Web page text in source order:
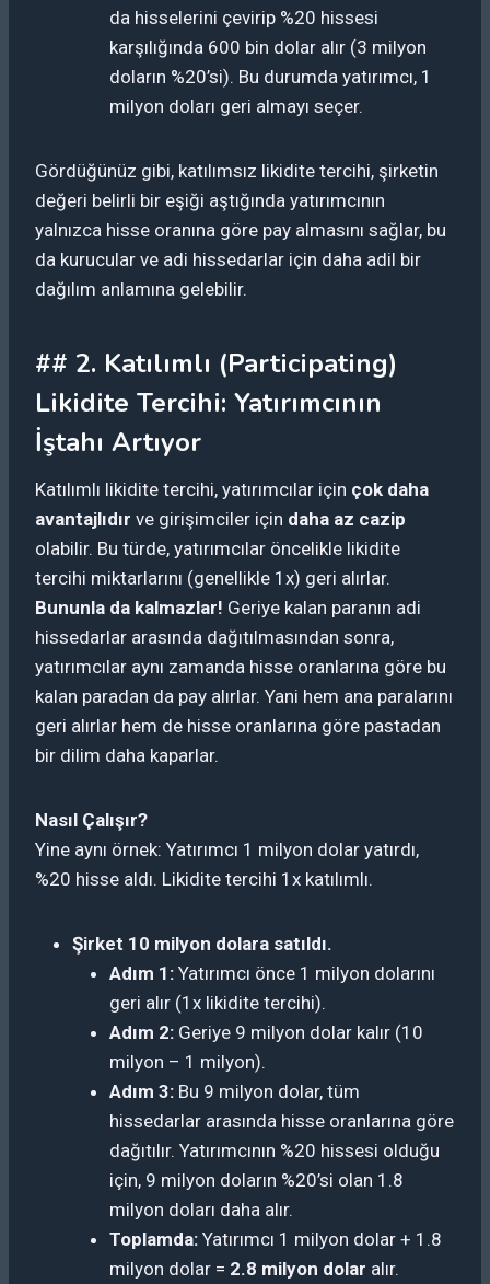
da hisselerini çevirip %20 hissesi
karşılığında 600 bin dolar alır (3 milyon
doların %20’si). Bu durumda yatırımcı, 1
milyon doları geri almayı seçer.
Gördüğünüz gibi, katılımsız likidite tercihi, şirketin
değeri belirli bir eşiği aştığında yatırımcının
yalnızca hisse oranına göre pay almasını sağlar, bu
da kurucular ve adi hissedarlar için daha adil bir
dağılım anlamına gelebilir.
## 2. Katılımlı (Participating)
Likidite Tercihi: Yatırımcının
İştahı Artıyor
Katılımlı likidite tercihi, yatırımcılar için çok daha
avantajlıdır ve girişimciler için daha az cazip
olabilir. Bu türde, yatırımcılar öncelikle likidite
tercihi miktarlarını (genellikle 1x) geri alırlar.
Bununla da kalmazlar! Geriye kalan paranın adi
hissedarlar arasında dağıtılmasından sonra,
yatırımcılar aynı zamanda hisse oranlarına göre bu
kalan paradan da pay alırlar. Yani hem ana paralarını
geri alırlar hem de hisse oranlarına göre pastadan
bir dilim daha kaparlar.
Nasıl Çalışır?
Yine aynı örnek: Yatırımcı 1 milyon dolar yatırdı,
%20 hisse aldı. Likidite tercihi 1x katılımlı.
Şirket 10 milyon dolara satıldı.
Adım 1: Yatırımcı önce 1 milyon dolarını
geri alır (1x likidite tercihi).
Adım 2: Geriye 9 milyon dolar kalır (10
milyon – 1 milyon).
Adım 3: Bu 9 milyon dolar, tüm
hissedarlar arasında hisse oranlarına göre
dağıtılır. Yatırımcının %20 hissesi olduğu
için, 9 milyon doların %20’si olan 1.8
milyon doları daha alır.
Toplamda: Yatırımcı 1 milyon dolar + 1.8
milyon dolar = 2.8 milyon dolar alır.